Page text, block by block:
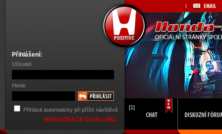
Přihlášení:
Uživatel
Heslo
Přihlásit automaticky při příští návštěvě
REGISTRACE DO KLUBU
[1]